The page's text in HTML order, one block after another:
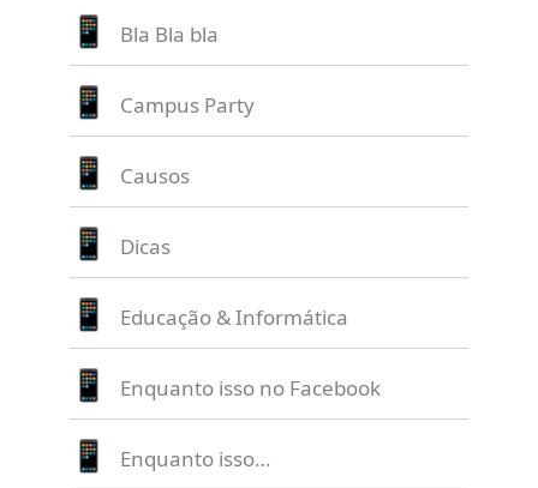
Bla Bla bla
Campus Party
Causos
Dicas
Educação & Informática
Enquanto isso no Facebook
Enquanto isso…